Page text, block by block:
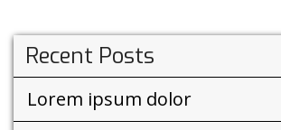
Recent Posts
Lorem ipsum dolor